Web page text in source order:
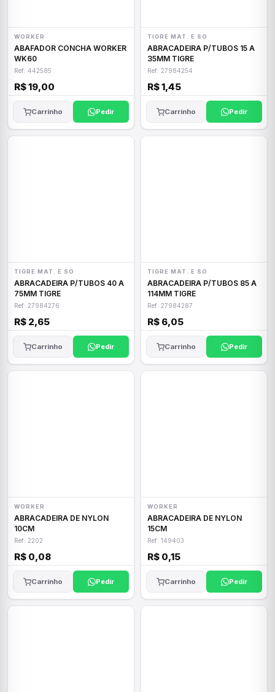
WORKER
ABAFADOR CONCHA WORKER
WK60
Ref: 442585
R$ 19,00
Carrinho Pedir
TIGRE MAT. E SO
ABRACADEIRA P/TUBOS 15 A
35MM TIGRE
Ref: 27984254
R$ 1,45
Carrinho Pedir
TIGRE MAT. E SO
ABRACADEIRA P/TUBOS 40 A
75MM TIGRE
Ref: 27984276
R$ 2,65
Carrinho Pedir
TIGRE MAT. E SO
ABRACADEIRA P/TUBOS 85 A
114MM TIGRE
Ref: 27984287
R$ 6,05
Carrinho Pedir
WORKER
ABRACADEIRA DE NYLON
10CM
Ref: 2202
R$ 0,08
Carrinho Pedir
WORKER
ABRACADEIRA DE NYLON
15CM
Ref: 149403
R$ 0,15
Carrinho Pedir